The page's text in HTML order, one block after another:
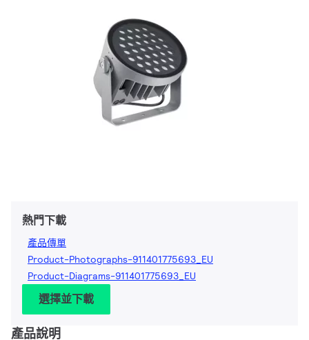
熱門下載
產品傳單
Product-Photographs-911401775693_EU
Product-Diagrams-911401775693_EU
選擇並下載
產品說明